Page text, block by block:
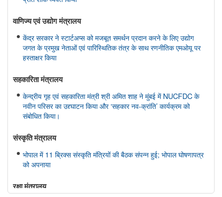
वाणिज्‍य एवं उद्योग मंत्रालय
केंद्र सरकार ने स्टार्टअप्स को मजबूत समर्थन प्रदान करने के लिए उद्योग
जगत के प्रमुख नेताओं एवं पारिस्थितिक तंत्र के साथ रणनीतिक एमओयू पर
हस्ताक्षर किया
सहकारिता मंत्रालय
केन्द्रीय गृह एवं सहकारिता मंत्री श्री अमित शाह ने मुंबई में NUCFDC के
नवीन परिसर का उद्द्घाटन किया और ‘सहकार नव-क्रांति’ कार्यक्रम को
संबोधित किया।
संस्‍कृति मंत्रालय
भोपाल में 11 ब्रिक्स संस्कृति मंत्रियों की बैठक संपन्न हुई; भोपाल घोषणापत्र
को अपनाया
रक्षा मंत्रालय